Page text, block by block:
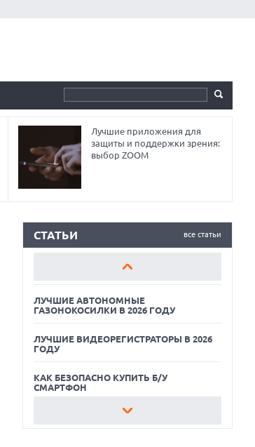
Лучшие приложения для
защиты и поддержки зрения:
выбор ZOOM
все статьи
СТАТЬИ
ЛУЧШИЕ ВИДЕОРЕГИСТРАТОРЫ В 2026
ГОДУ
КАК БЕЗОПАСНО КУПИТЬ Б/У
ЛУЧШИЕ АВТОНОМНЫЕ
ГАЗОНОКОСИЛКИ В 2026 ГОДУ
ЛУЧШИЕ ВИДЕОРЕГИСТРАТОРЫ В 2026
ГОДУ
КАК БЕЗОПАСНО КУПИТЬ Б/У
СМАРТФОН
ЛУЧШИЕ АВТОНОМНЫЕ